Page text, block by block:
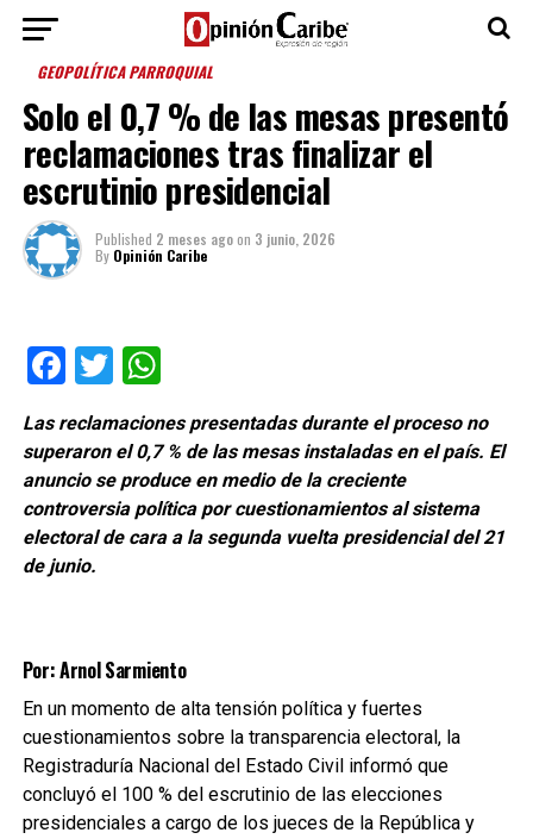
GEOPOLÍTICA PARROQUIAL
Solo el 0,7 % de las mesas presentó
reclamaciones tras finalizar el
escrutinio presidencial
Published 2 meses agoon 3 junio, 2026
By Opinión Caribe
Facebook
TwitterWhatsApp
Las reclamaciones presentadas durante el proceso no
superaron el 0,7 % de las mesas instaladas en el país. El
anuncio se produce en medio de la creciente
controversia política por cuestionamientos al sistema
electoral de cara a la segunda vuelta presidencial del 21
de junio.
Por: Arnol Sarmiento
En un momento de alta tensión política y fuertes
cuestionamientos sobre la transparencia electoral, la
Registraduría Nacional del Estado Civil informó que
concluyó el 100 % del escrutinio de las elecciones
presidenciales a cargo de los jueces de la República y